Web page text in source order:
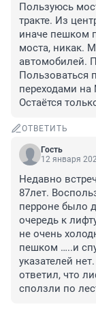
Пользуюсь
тракте. Из
иначе пешком
моста, никак.
автомобилей.
переходами на
Остаётся
ОТВЕТИТЬ
Гость
12 января
Недавно
87лет.
перроне было
очередь к
не очень
пешком …..и
указателей
ответил, что
сползли по